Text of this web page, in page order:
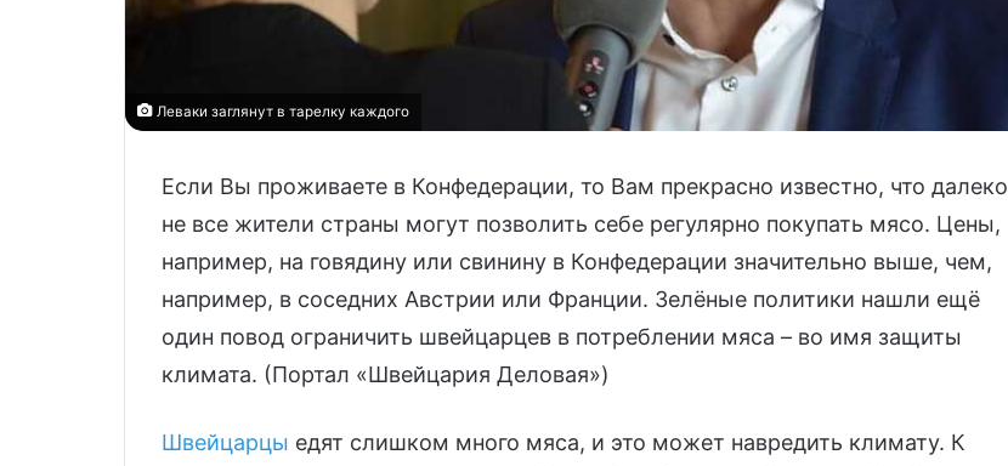
Леваки заглянут в тарелку каждого
Если Вы проживаете в Конфедерации, то Вам прекрасно известно, что далеко
не все жители страны могут позволить себе регулярно покупать мясо. Цены,
например, на говядину или свинину в Конфедерации значительно выше, чем,
например, в соседних Австрии или Франции. Зелёные политики нашли ещё
один повод ограничить швейцарцев в потреблении мяса – во имя защиты
климата. (Портал «Швейцария Деловая»)
Швейцарцы едят слишком много мяса, и это может навредить климату. К